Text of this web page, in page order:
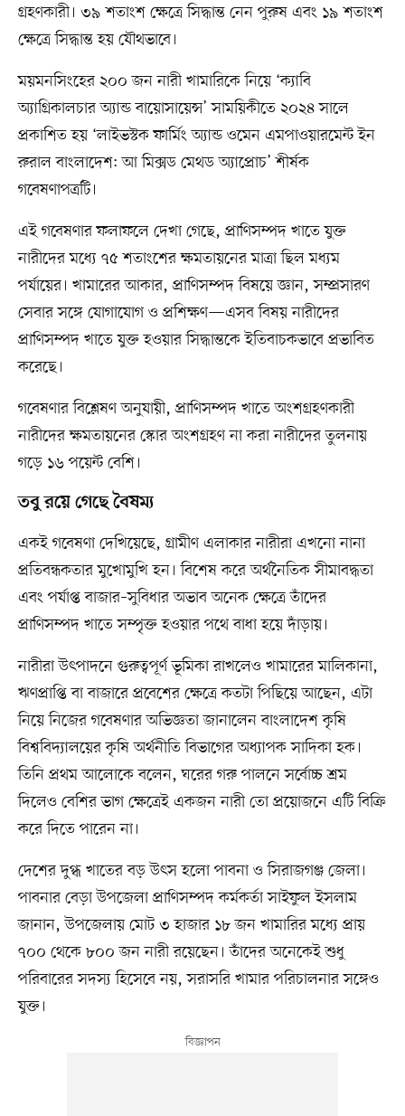
গ্রহণকারী। ৩৯ শতাংশ ক্ষেত্রে সিদ্ধান্ত নেন পুরুষ এবং ১৯ শতাংশ
ক্ষেত্রে সিদ্ধান্ত হয় যৌথভাবে।
ময়মনসিংহের ২০০ জন নারী খামারিকে নিয়ে ‘ক্যাবি
অ্যাগ্রিকালচার অ্যান্ড বায়োসায়েন্স’ সাময়িকীতে ২০২৪ সালে
প্রকাশিত হয় ‘লাইভস্টক ফার্মিং অ্যান্ড ওমেন এমপাওয়ারমেন্ট ইন
রুরাল বাংলাদেশ: আ মিক্সড মেথড অ্যাপ্রোচ’ শীর্ষক
গবেষণাপত্রটি।
এই গবেষণার ফলাফলে দেখা গেছে, প্রাণিসম্পদ খাতে যুক্ত
নারীদের মধ্যে ৭৫ শতাংশের ক্ষমতায়নের মাত্রা ছিল মধ্যম
পর্যায়ের। খামারের আকার, প্রাণিসম্পদ বিষয়ে জ্ঞান, সম্প্রসারণ
সেবার সঙ্গে যোগাযোগ ও প্রশিক্ষণ—এসব বিষয় নারীদের
প্রাণিসম্পদ খাতে যুক্ত হওয়ার সিদ্ধান্তকে ইতিবাচকভাবে প্রভাবিত
করেছে।
গবেষণার বিশ্লেষণ অনুযায়ী, প্রাণিসম্পদ খাতে অংশগ্রহণকারী
নারীদের ক্ষমতায়নের স্কোর অংশগ্রহণ না করা নারীদের তুলনায়
গড়ে ১৬ পয়েন্ট বেশি।
তবু রয়ে গেছে বৈষম্য
একই গবেষণা দেখিয়েছে, গ্রামীণ এলাকার নারীরা এখনো নানা
প্রতিবন্ধকতার মুখোমুখি হন। বিশেষ করে অর্থনৈতিক সীমাবদ্ধতা
এবং পর্যাপ্ত বাজার–সুবিধার অভাব অনেক ক্ষেত্রে তাঁদের
প্রাণিসম্পদ খাতে সম্পৃক্ত হওয়ার পথে বাধা হয়ে দাঁড়ায়।
নারীরা উৎপাদনে গুরুত্বপূর্ণ ভূমিকা রাখলেও খামারের মালিকানা,
ঋণপ্রাপ্তি বা বাজারে প্রবেশের ক্ষেত্রে কতটা পিছিয়ে আছেন, এটা
নিয়ে নিজের গবেষণার অভিজ্ঞতা জানালেন বাংলাদেশ কৃষি
বিশ্ববিদ্যালয়ের কৃষি অর্থনীতি বিভাগের অধ্যাপক সাদিকা হক।
তিনি প্রথম আলোকে বলেন, ঘরের গরু পালনে সর্বোচ্চ শ্রম
দিলেও বেশির ভাগ ক্ষেত্রেই একজন নারী তো প্রয়োজনে এটি বিক্রি
করে দিতে পারেন না।
দেশের দুগ্ধ খাতের বড় উৎস হলো পাবনা ও সিরাজগঞ্জ জেলা।
পাবনার বেড়া উপজেলা প্রাণিসম্পদ কর্মকর্তা সাইফুল ইসলাম
জানান, উপজেলায় মোট ৩ হাজার ১৮ জন খামারির মধ্যে প্রায়
৭০০ থেকে ৮০০ জন নারী রয়েছেন। তাঁদের অনেকেই শুধু
পরিবারের সদস্য হিসেবে নয়, সরাসরি খামার পরিচালনার সঙ্গেও
যুক্ত।